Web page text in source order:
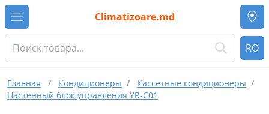
Climatizoare.md
RO
Главная / Кондиционеры / Кассетные кондиционеры /
Настенный блок управления YR-C01